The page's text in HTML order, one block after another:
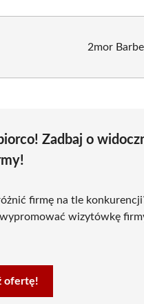
2mor
Zadbaj o
firmę na tle
wypromować wizytówkę
ofertę!